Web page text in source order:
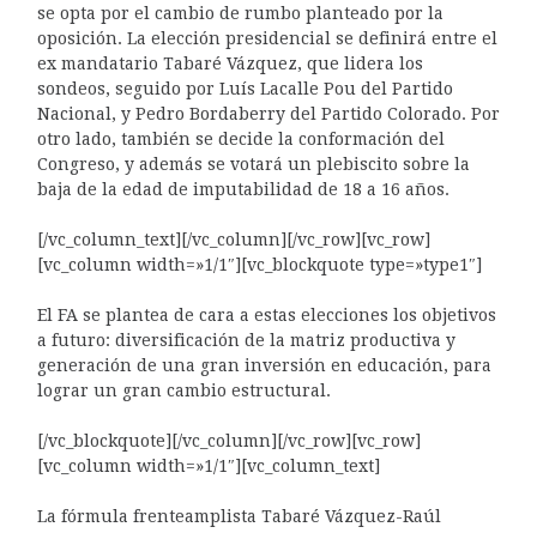
se opta por el cambio de rumbo planteado por la
oposición. La elección presidencial se definirá entre el
ex mandatario Tabaré Vázquez, que lidera los
sondeos, seguido por Luís Lacalle Pou del Partido
Nacional, y Pedro Bordaberry del Partido Colorado. Por
otro lado, también se decide la conformación del
Congreso, y además se votará un plebiscito sobre la
baja de la edad de imputabilidad de 18 a 16 años.
[/vc_column_text][/vc_column][/vc_row][vc_row]
[vc_column width=»1/1″][vc_blockquote type=»type1″]
El FA se plantea de cara a estas elecciones los objetivos
a futuro: diversificación de la matriz productiva y
generación de una gran inversión en educación, para
lograr un gran cambio estructural.
[/vc_blockquote][/vc_column][/vc_row][vc_row]
[vc_column width=»1/1″][vc_column_text]
La fórmula frenteamplista Tabaré Vázquez-Raúl